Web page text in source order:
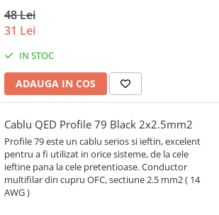
48 Lei
31 Lei
IN STOC
ADAUGA IN COS
Cablu QED Profile 79 Black 2x2.5mm2
Profile 79 este un cablu serios si ieftin, excelent
pentru a fi utilizat in orice sisteme, de la cele
ieftine pana la cele pretentioase. Conductor
multifilar din cupru OFC, sectiune 2.5 mm2 ( 14
AWG )